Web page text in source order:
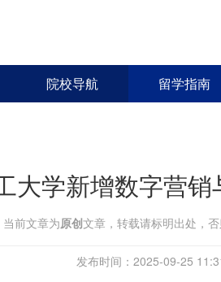
院校导航 留学指南
大学新增数字营
当前文章为原创文章，转载请标明出处，
发布时间：2025-09-25